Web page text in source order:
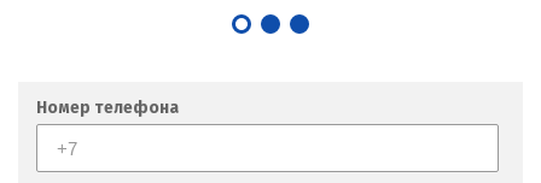
Номер телефона